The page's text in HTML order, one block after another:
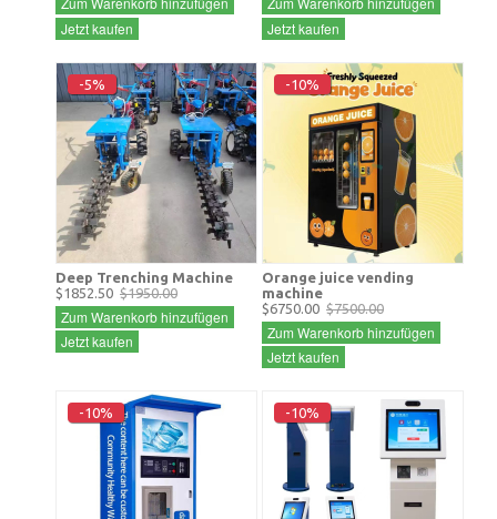
Jetzt kaufen
Jetzt kaufen
-5%
Deep Trenching Machine
$1852.50 $1950.00
Zum Warenkorb hinzufügen
Jetzt kaufen
-10%
Orange juice vending
machine
$6750.00 $7500.00
Zum Warenkorb hinzufügen
Jetzt kaufen
-10% -10%